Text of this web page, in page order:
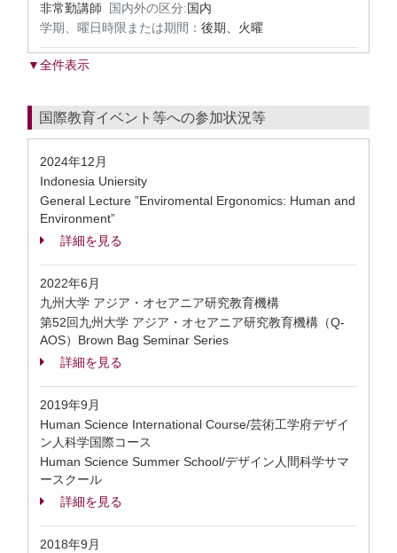
非常勤講師
国内外の区分:国内
学期、曜日時限または期間： 後期、火曜
▼全件表示
国際教育イベント等への参加状況等
2024年12月
Indonesia Uniersity
General Lecture ”Enviromental Ergonomics: Human and
Environment”
詳細を見る
2022年6月
九州大学 アジア・オセアニア研究教育機構
第52回九州大学 アジア・オセアニア研究教育機構（Q-
AOS）Brown Bag Seminar Series
詳細を見る
2019年9月
Human Science International Course/芸術工学府デザイ
ン人科学国際コース
Human Science Summer School/デザイン人間科学サマ
ースクール
詳細を見る
2018年9月